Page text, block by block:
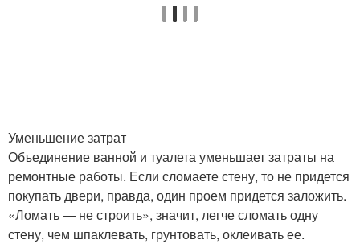
Санузлы в жилых
домах
Минимальный санузел
Уменьшение затрат
Объединение ванной и туалета уменьшает затраты на
ремонтные работы. Если сломаете стену, то не придется
покупать двери, правда, один проем придется заложить.
«Ломать — не строить», значит, легче сломать одну
стену, чем шпаклевать, грунтовать, оклеивать ее.